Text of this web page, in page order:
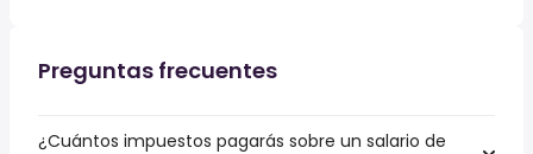
Preguntas frecuentes
¿Cuántos impuestos pagarás sobre un salario de